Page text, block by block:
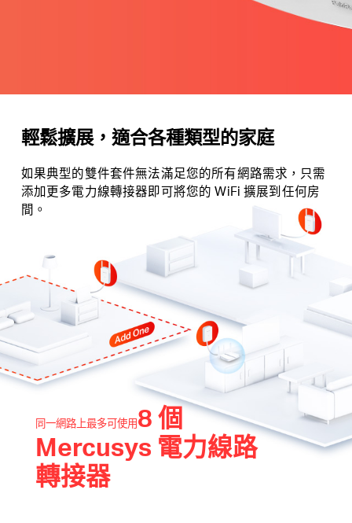
輕鬆擴展，適合各種類型的家庭
如果典型的雙件套件無法滿足您的所有網路需求，只需
添加更多電力線轉接器即可將您的 WiFi 擴展到任何房
間。
同一網路上最多可使用8 個
Mercusys 電力線路
轉接器